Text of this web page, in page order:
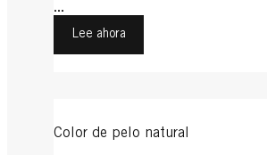
...
Lee ahora
Color de pelo natural